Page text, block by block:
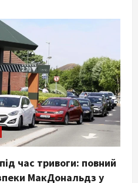
час тривоги: повний
МакДональдз у